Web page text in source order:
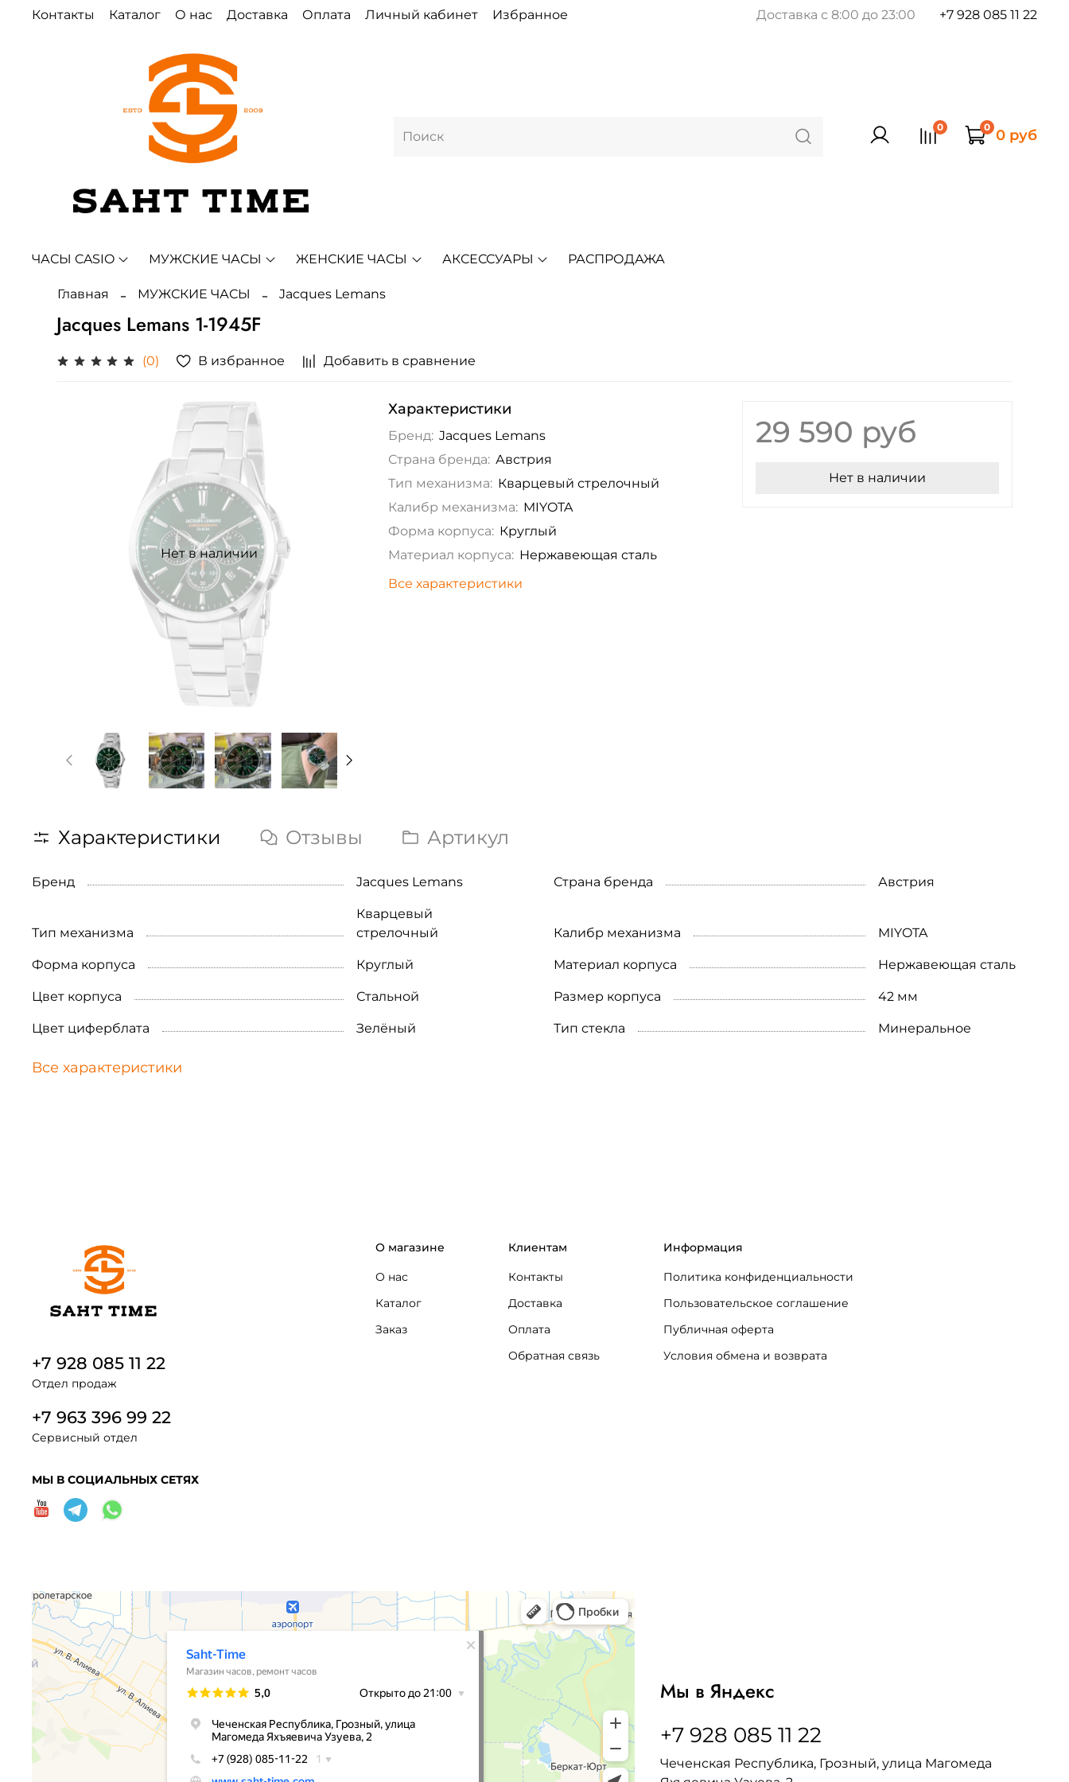
Контакты Каталог О нас Доставка Оплата Личный кабинет Избранное Доставка с 8:00 до 23:00 +7 928 085 11 22
0 0 0 руб
ЧАСЫ CASIO МУЖСКИЕ ЧАСЫ ЖЕНСКИЕ ЧАСЫ АКСЕССУАРЫ РАСПРОДАЖА
Главная МУЖСКИЕ ЧАСЫ Jacques Lemans
Jacques Lemans 1-1945F
(0) В избранное Добавить в сравнение
Нет в наличии
Характеристики
Бренд: Jacques Lemans
Страна бренда: Австрия
Тип механизма: Кварцевый стрелочный
Калибр механизма: MIYOTA
Форма корпуса: Круглый
Материал корпуса: Нержавеющая сталь
Все характеристики
29 590 руб
Нет в наличии
Характеристики Отзывы Артикул
Бренд Jacques Lemans Страна бренда Австрия
Тип механизма
Кварцевый
стрелочный
Калибр механизма MIYOTA
Форма корпуса Круглый Материал корпуса Нержавеющая сталь
Цвет корпуса Стальной Размер корпуса 42 мм
Цвет циферблата Зелёный Тип стекла Минеральное
Все характеристики
О магазине
О нас
Каталог
Заказ
Клиентам
Контакты
Доставка
Оплата
Обратная связь
Информация
Политика конфиденциальности
Пользовательское соглашение
Публичная оферта
Условия обмена и возврата
+7 928 085 11 22
Отдел продаж
+7 963 396 99 22
Сервисный отдел
МЫ В СОЦИАЛЬНЫХ СЕТЯХ
Мы в Яндекс
+7 928 085 11 22
Чеченская Республика, Грозный, улица Магомеда